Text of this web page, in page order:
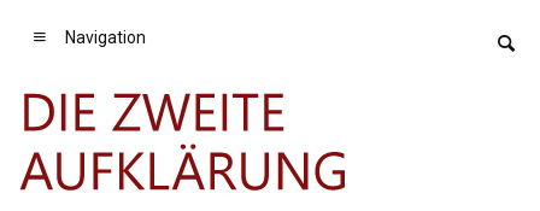
Navigation